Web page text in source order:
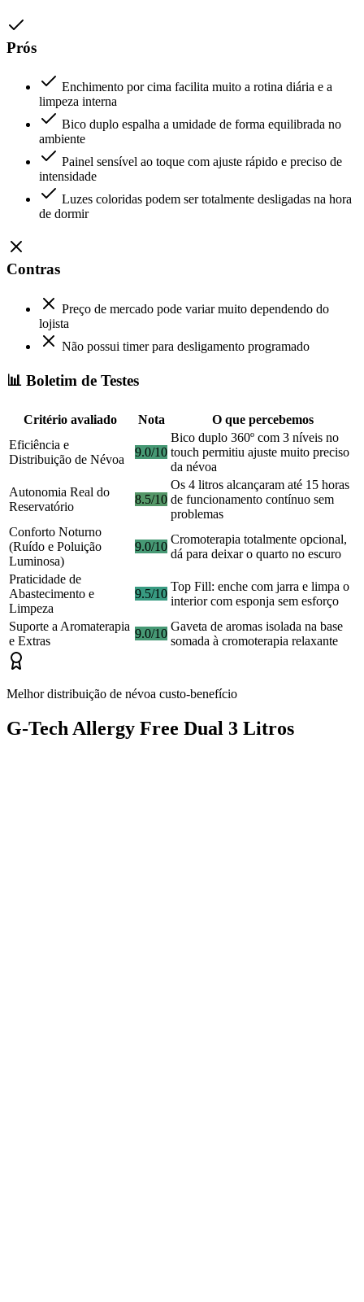
Prós
Enchimento por cima facilita muito a rotina diária e a
limpeza interna
Bico duplo espalha a umidade de forma equilibrada no
ambiente
Painel sensível ao toque com ajuste rápido e preciso de
intensidade
Luzes coloridas podem ser totalmente desligadas na hora
de dormir
Contras
Preço de mercado pode variar muito dependendo do
lojista
Não possui timer para desligamento programado
📊 Boletim de Testes
Critério avaliado Nota
O que percebemos
Eficiência e
Distribuição de Névoa
9.0/10
Bico duplo 360º com 3 níveis no
touch permitiu ajuste muito preciso
da névoa
Autonomia Real do
Reservatório
8.5/10
Os 4 litros alcançaram até 15 horas
de funcionamento contínuo sem
problemas
Conforto Noturno
(Ruído e Poluição
Luminosa)
9.0/10
Cromoterapia totalmente opcional,
dá para deixar o quarto no escuro
Praticidade de
Abastecimento e
Limpeza
9.5/10
Top Fill: enche com jarra e limpa o
interior com esponja sem esforço
Suporte a Aromaterapia
e Extras
9.0/10
Gaveta de aromas isolada na base
somada à cromoterapia relaxante
Melhor distribuição de névoa custo-benefício
G-Tech Allergy Free Dual 3 Litros